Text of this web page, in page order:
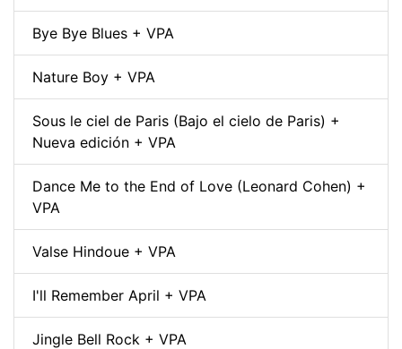
Bye Bye Blues + VPA
Nature Boy + VPA
Sous le ciel de Paris (Bajo el cielo de Paris) +
Nueva edición + VPA
Dance Me to the End of Love (Leonard Cohen) +
VPA
Valse Hindoue + VPA
I'll Remember April + VPA
Jingle Bell Rock + VPA